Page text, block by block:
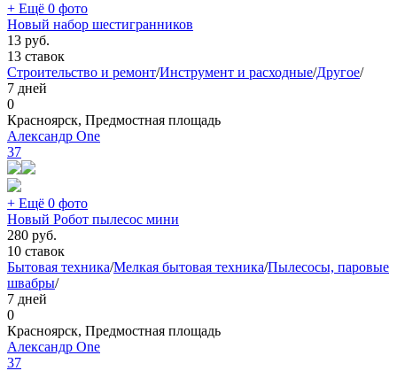
+ Ещё 0 фото
Новый набор шестигранников
13 руб.
13 ставок
Строительство и ремонт/Инструмент и расходные/Другое/
7 дней
0
Красноярск, Предмостная площадь
Александр One
37
+ Ещё 0 фото
Новый Робот пылесос мини
280 руб.
10 ставок
Бытовая техника/Мелкая бытовая техника/Пылесосы, паровые
швабры/
7 дней
0
Красноярск, Предмостная площадь
Александр One
37